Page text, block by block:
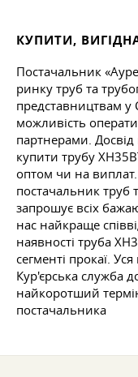
КУПИТИ,
Постачальник
ринку труб та
представництвам у
можливість
партнерами.
купити трубу
оптом чи на
постачальник труб
запрошує всіх
нас найкраще
наявності труба
сегменті прокаї.
Кур'єрська служба
найкоротший
постачальника